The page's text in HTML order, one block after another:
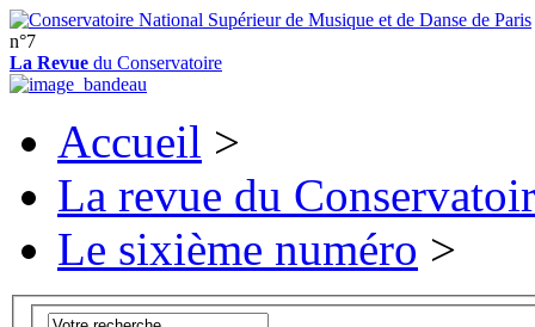
n°7
La Revue du Conservatoire
Accueil >
La revue du
Le sixième numéro >